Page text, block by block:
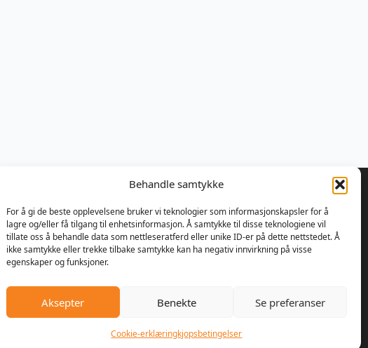
Behandle samtykke
For å gi de beste opplevelsene bruker vi teknologier som informasjonskapsler for å
lagre og/eller få tilgang til enhetsinformasjon. Å samtykke til disse teknologiene vil
tillate oss å behandle data som nettleseratferd eller unike ID-er på dette nettstedet. Å
ikke samtykke eller trekke tilbake samtykke kan ha negativ innvirkning på visse
egenskaper og funksjoner.
Aksepter Benekte Se preferanser
Cookie-erklæringkjopsbetingelser
Om oss
Våren 1989 bestemte Ulrik Olseng og
Dagfinn Hansen seg for å starte opp med
gressklippere. Bedriften fikk navnet
Hagemaskiner AS, og lokalene var den
gamle landhandelen på Vesttorp